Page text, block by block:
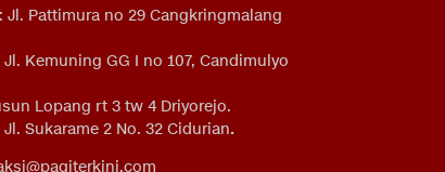
: Jl. Pattimura no 29 Cangkringmalang
Jl. Kemuning GG I no 107, Candimulyo
Lopang rt 3 tw 4 Driyorejo.
Jl. Sukarame 2 No. 32 Cidurian.